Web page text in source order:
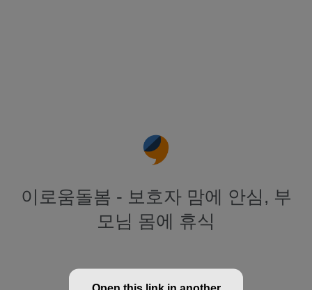
이로움돌봄 - 보호자 맘에 안심, 부
모님 몸에 휴식